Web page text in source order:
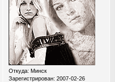
Откуда: Минск
Зарегистрирован: 2007-02-26